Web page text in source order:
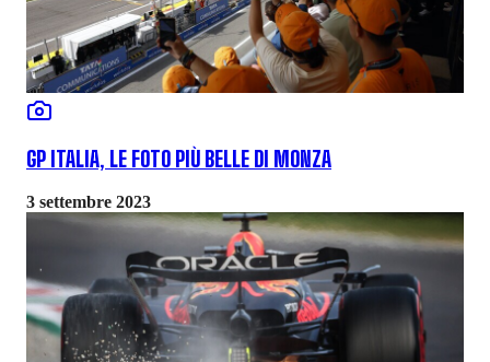
GP ITALIA, LE FOTO PIÙ BELLE DI MONZA
3 settembre 2023